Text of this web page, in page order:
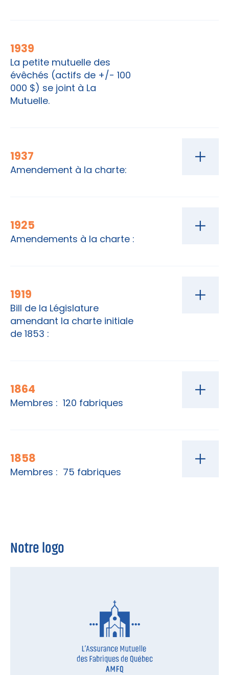
1939
La petite mutuelle des
évêchés (actifs de +/- 100
000 $) se joint à La
Mutuelle.
1937
Amendement à la charte:
1925
Amendements à la charte :
1919
Bill de la Législature
amendant la charte initiale
de 1853 :
1864
Membres : 120 fabriques
1858
Membres : 75 fabriques
Notre logo